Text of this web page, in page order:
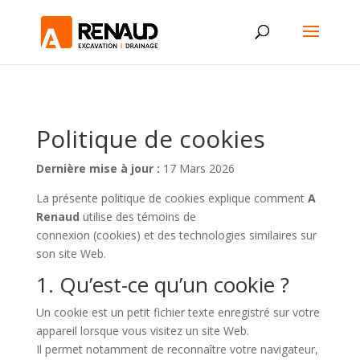
Politique de cookies
Dernière mise à jour : 17 Mars 2026
La présente politique de cookies explique comment A
Renaud utilise des témoins de
connexion (cookies) et des technologies similaires sur
son site Web.
1. Qu’est-ce qu’un cookie ?
Un cookie est un petit fichier texte enregistré sur votre
appareil lorsque vous visitez un site Web.
Il permet notamment de reconnaître votre navigateur,